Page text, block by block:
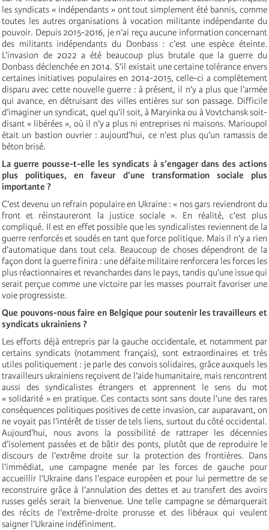
les syndicats « indépendants » ont tout simplement été bannis, comme
toutes les autres organisations à vocation militante indépendante du
pouvoir. Depuis 2015-2016, je n’ai reçu aucune information concernant
des militants indépendants du Donbass : c’est une espèce éteinte.
L’invasion de 2022 a été beaucoup plus brutale que la guerre du
Donbass déclenchée en 2014. S’il existait une certaine tolérance envers
certaines initiatives populaires en 2014-2015, celle-ci a complètement
disparu avec cette nouvelle guerre : à présent, il n’y a plus que l’armée
qui avance, en détruisant des villes entières sur son passage. Difficile
d’imaginer un syndicat, quel qu’il soit, à Maryinka ou à Vovtchansk soit-
disant « libérées », où il n’y a plus ni entreprises ni maisons. Marioupol
était un bastion ouvrier : aujourd’hui, ce n’est plus qu’un ramassis de
béton brisé.
‍La guerre pousse-t-elle les syndicats à s’engager dans des actions
plus politiques, en faveur d’une transformation sociale plus
importante ?
C’est devenu un refrain populaire en Ukraine : « nos gars reviendront du
front et réinstaureront la justice sociale ». En réalité, c’est plus
compliqué. Il est en effet possible que les syndicalistes reviennent de la
guerre renforcés et soudés en tant que force politique. Mais il n’y a rien
d’automatique dans tout cela. Beaucoup de choses dépendront de la
façon dont la guerre finira : une défaite militaire renforcera les forces les
plus réactionnaires et revanchardes dans le pays, tandis qu’une issue qui
serait perçue comme une victoire par les masses pourrait favoriser une
voie progressiste.
‍Que pouvons-nous faire en Belgique pour soutenir les travailleurs et
syndicats ukrainiens ?
Les efforts déjà entrepris par la gauche occidentale, et notamment par
certains syndicats (notamment français), sont extraordinaires et très
utiles politiquement : je parle des convois solidaires, grâce auxquels les
travailleurs ukrainiens reçoivent de l’aide humanitaire, mais rencontrent
aussi des syndicalistes étrangers et apprennent le sens du mot
« solidarité » en pratique. Ces contacts sont sans doute l’une des rares
conséquences politiques positives de cette invasion, car auparavant, on
ne voyait pas l’intérêt de tisser de tels liens, surtout du côté occidental.
Aujourd’hui, nous avons la possibilité de rattraper les décennies
d’isolement passées et de bâtir des ponts, plutôt que de reproduire le
discours de l’extrême droite sur la protection des frontières. Dans
l’immédiat, une campagne menée par les forces de gauche pour
accueillir l’Ukraine dans l’espace européen et pour lui permettre de se
reconstruire grâce à l’annulation des dettes et au transfert des avoirs
russes gelés serait la bienvenue. Une telle campagne se démarquerait
des récits de l’extrême-droite prorusse et des libéraux qui veulent
saigner l’Ukraine indéfiniment.